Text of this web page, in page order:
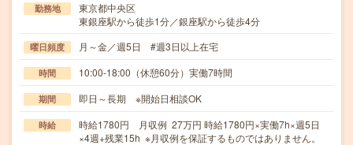
勤務地
東京都中央区
東銀座駅から徒歩1分／銀座駅から徒歩4分
曜日頻度 月～金／週5日 #週3日以上在宅
時間 10:00-18:00（休憩60分）実働7時間
期間 即日～長期 ※開始日相談OK
時給
時給1780円 月収例 27万円 時給1780円×実働7h×週5日
×4週+残業15h ※月収例を保証するものではありません。